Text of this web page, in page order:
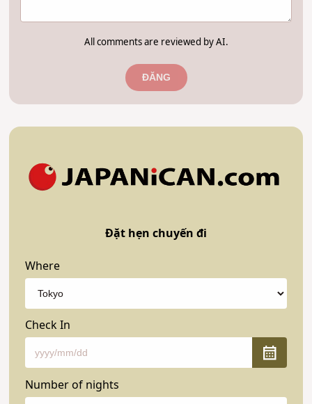
All comments are reviewed by AI.
ĐĂNG
Đặt hẹn chuyến đi
Where
Check In
Number of nights